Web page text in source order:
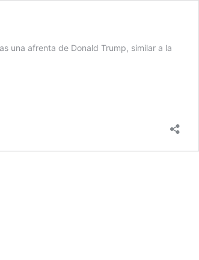
una afrenta de Donald Trump, similar a la